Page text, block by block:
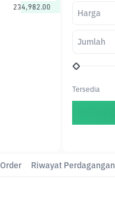
234,982.00
Harga
Jumlah
Tersedia
Riwayat Perdagangan